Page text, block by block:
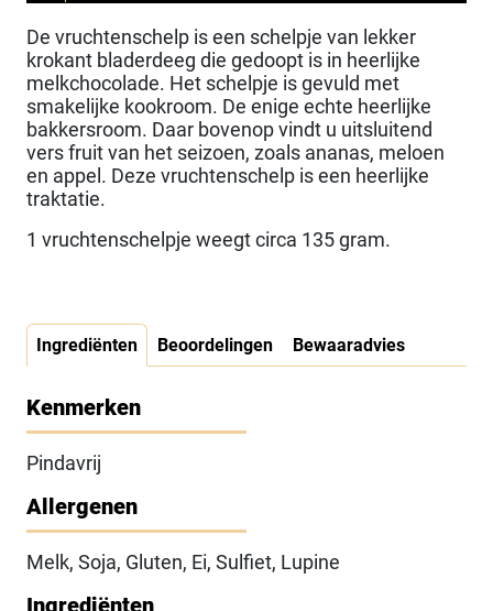
De vruchtenschelp is een schelpje van lekker
krokant bladerdeeg die gedoopt is in heerlijke
melkchocolade. Het schelpje is gevuld met
smakelijke kookroom. De enige echte heerlijke
bakkersroom. Daar bovenop vindt u uitsluitend
vers fruit van het seizoen, zoals ananas, meloen
en appel. Deze vruchtenschelp is een heerlijke
traktatie.
1 vruchtenschelpje weegt circa 135 gram.
Ingrediënten Beoordelingen Bewaaradvies
Kenmerken
Pindavrij
Allergenen
Melk, Soja, Gluten, Ei, Sulfiet, Lupine
Ingrediënten